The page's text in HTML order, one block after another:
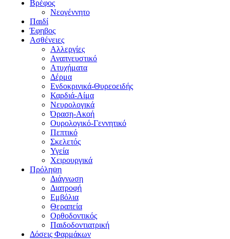
Βρέφος
Νεογέννητο
Παιδί
Έφηβος
Ασθένειες
Αλλεργίες
Αναπνευστικό
Ατυχήματα
Δέρμα
Ενδοκρινικά-Θυρεοειδής
Καρδιά-Αίμα
Νευρολογικά
Όραση-Ακοή
Ουρολογικό-Γεννητικό
Πεπτικό
Σκελετός
Υγεία
Χειρουργικά
Πρόληψη
Διάγνωση
Διατροφή
Εμβόλια
Θεραπεία
Ορθοδοντικός
Παιδοδοντιατρική
Δόσεις Φαρμάκων